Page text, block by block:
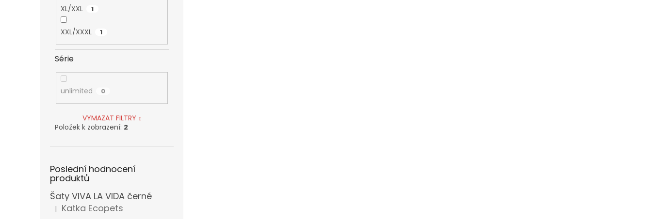
XL/XXL 1
XXL/XXXL 1
Série
unlimited 0
VYMAZAT FILTRY
Položek k zobrazení: 2
Poslední hodnocení
produktů
Šaty VIVA LA VIDA černé
Hodnocení produktu je 5 z 5 hvězdiček.
| Katka Ecopets